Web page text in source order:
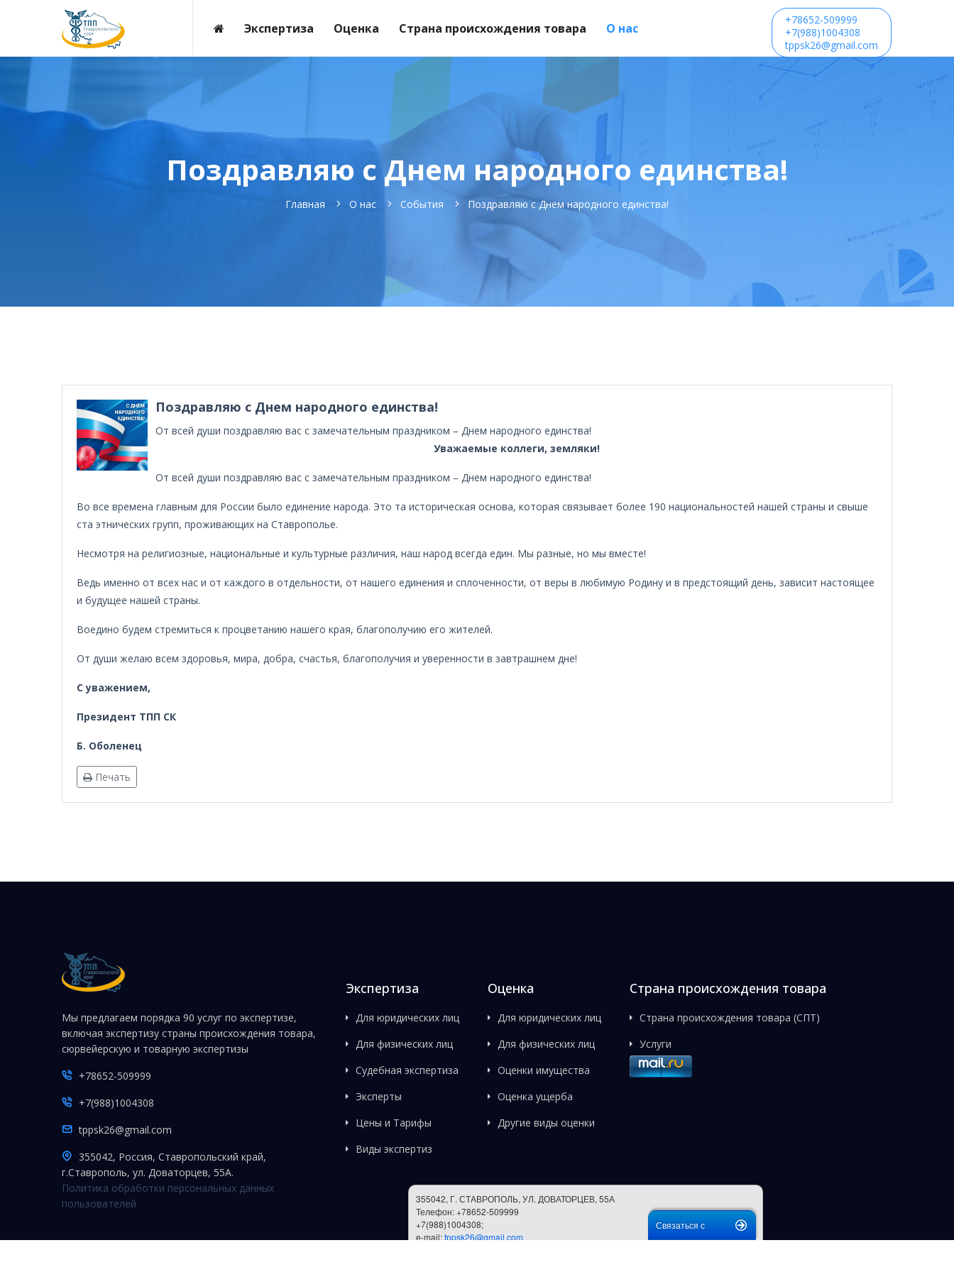
Экспертиза Оценка Страна происхождения товара О нас
+78652-509999
+7(988)1004308
tppsk26@gmail.com
Поздравляю с Днем народного единства!
Главная О нас События Поздравляю с Днем народного единства!
Поздравляю с Днем народного единства!
От всей души поздравляю вас с замечательным праздником – Днем народного единства!
Уважаемые коллеги, земляки!
От всей души поздравляю вас с замечательным праздником – Днем народного единства!
Во все времена главным для России было единение народа. Это та историческая основа, которая связывает более 190 национальностей нашей страны и свыше
ста этнических групп, проживающих на Ставрополье.
Несмотря на религиозные, национальные и культурные различия, наш народ всегда един. Мы разные, но мы вместе!
Ведь именно от всех нас и от каждого в отдельности, от нашего единения и сплоченности, от веры в любимую Родину и в предстоящий день, зависит настоящее
и будущее нашей страны.
Воедино будем стремиться к процветанию нашего края, благополучию его жителей.
От души желаю всем здоровья, мира, добра, счастья, благополучия и уверенности в завтрашнем дне!
С уважением,
Президент ТПП СК
Б. Оболенец
Печать
Мы предлагаем порядка 90 услуг по экспертизе,
включая экспертизу страны происхождения товара,
сюрвейерскую и товарную экспертизы
+78652-509999
+7(988)1004308
tppsk26@gmail.com
355042, Россия, Ставропольский край,
г.Ставрополь, ул. Доваторцев, 55А.
Политика обработки персональных данных
пользователей
Экспертиза
Для юридических лиц
Для физических лиц
Судебная экспертиза
Эксперты
Цены и Тарифы
Виды экспертиз
Оценка
Для юридических лиц
Для физических лиц
Оценки имущества
Оценка ущерба
Другие виды оценки
Страна происхождения товара
Страна происхождения товара (СПТ)
Услуги
Связаться с
355042, Г. СТАВРОПОЛЬ, УЛ. ДОВАТОРЦЕВ, 55А
Телефон: +78652-509999
+7(988)1004308;
e-mail:tppsk26@gmail.com